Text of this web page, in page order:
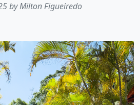
by Milton Figueiredo